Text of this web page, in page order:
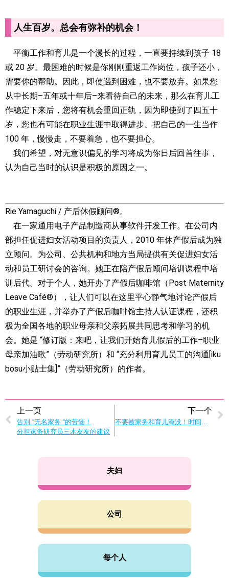
人生百岁。总会有弥补的机会！
平衡工作和育儿是一个漫长的过程，一直要持续到孩子 18
或 20 岁。最困难的时候是你刚刚重返工作岗位，孩子还小，
需要你的帮助。因此，即使遇到困难，也不要放弃。如果您
从中长期–五年或十年后–来看待自己的未来，那么在育儿工
作稳定下来后，您将有机会重回正轨，因为即使到了四五十
岁，您也有可能在职业生涯中取得进步、把自己的一生当作
100 年，慢慢走，不要着急，也不要担心。
我们希望，对无意识偏见的学习将成为你日后回首往事，
认为自己当时的认识是积极的原因之一。
Rie Yamaguchi / 产后休假顾问®。
在一家通用电子产品制造商从事软件开发工作。在公司内
部担任促进妇女活动项目的负责人，2010 年休产假后成为独
立顾问。为公司、公共机构和地方当局提供有关促进妇女活
动和员工研讨会的咨询。她正在陪产假后顾问培训课程中培
训后代。对于个人，她开办了产假后咖啡馆（Post Maternity
Leave Café®），让人们可以在这里平心静气地讨论产假后
的职业生涯，并举办了产假后咖啡馆主持人认证课程，还积
极为全国各地的职业母亲和父亲拓展共同思考和学习的机
会。她是 “修订版：来吧，让我们开始育儿假后的工作–职业
母亲加油歌”（劳动研究所）和 “充分利用育儿员工的沟通[iku
bosu小贴士集]”（劳动研究所）的作者。
上一页
告别 “无名家务 “的苦恼！
分担家务研究员三木友友的建议
下一个
夫妇
公司
每个人